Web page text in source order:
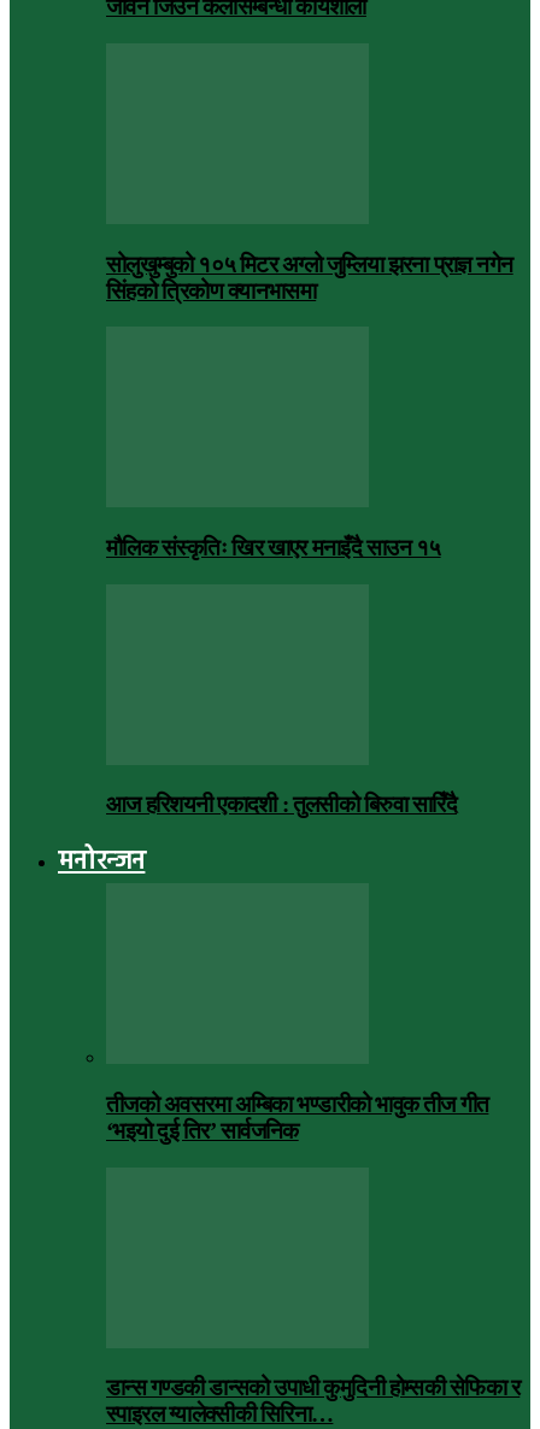
जीवन जिउने कलासम्बन्धी कार्यशाला
सोलुखुम्बुको १०५ मिटर अग्लो जुम्लिया झरना प्राज्ञ नगेन
सिंहको त्रिकोण क्यानभासमा
मौलिक संस्कृतिः खिर खाएर मनाइँदै साउन १५
आज हरिशयनी एकादशी : तुलसीको बिरुवा सारिँदै
मनोरन्जन
तीजको अवसरमा अम्बिका भण्डारीको भावुक तीज गीत
‘भइयो दुई तिर’ सार्वजनिक
डान्स गण्डकी डान्सको उपाधी कुमुदिनी होम्सकी सेफिका र
स्पाइरल ग्यालेक्सीकी सिरिना…